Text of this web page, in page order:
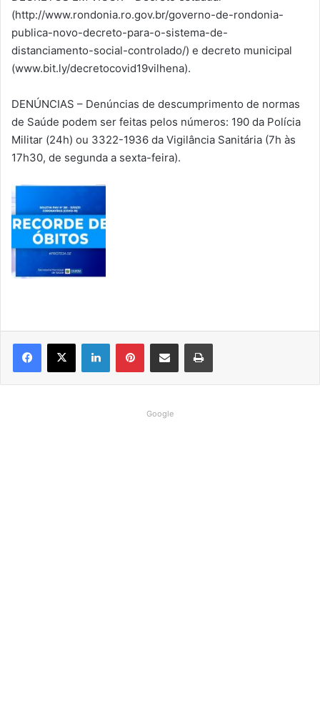
(http://www.rondonia.ro.gov.br/governo-de-rondonia-
publica-novo-decreto-para-o-sistema-de-
distanciamento-social-controlado/) e decreto municipal
(www.bit.ly/decretocovid19vilhena).
DENÚNCIAS – Denúncias de descumprimento de normas
de Saúde podem ser feitas pelos números: 190 da Polícia
Militar (24h) ou 3322-1936 da Vigilância Sanitária (7h às
17h30, de segunda a sexta-feira).
Google